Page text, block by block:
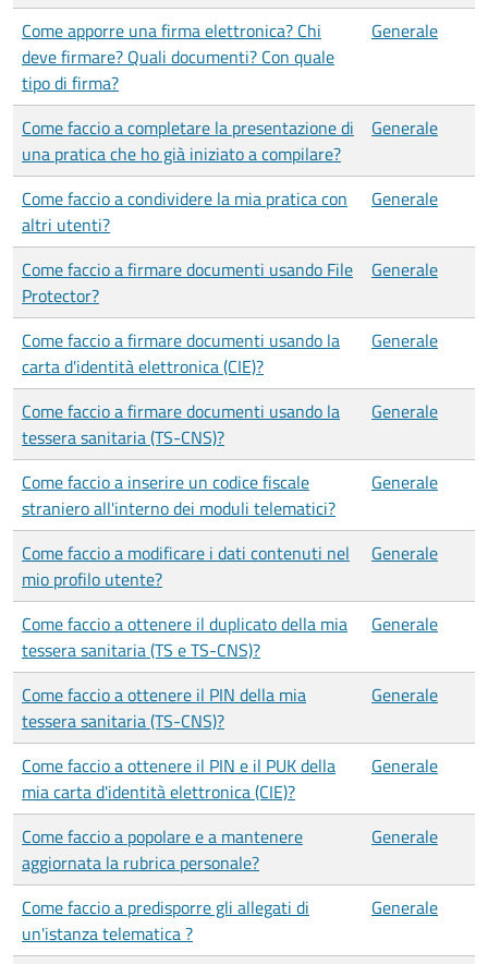
Come apporre una firma elettronica? Chi
deve firmare? Quali documenti? Con quale
tipo di firma?
Generale
Come faccio a completare la presentazione di
una pratica che ho già iniziato a compilare?
Generale
Come faccio a condividere la mia pratica con
altri utenti?
Generale
Come faccio a firmare documenti usando File
Protector?
Generale
Come faccio a firmare documenti usando la
carta d'identità elettronica (CIE)?
Generale
Come faccio a firmare documenti usando la
tessera sanitaria (TS-CNS)?
Generale
Come faccio a inserire un codice fiscale
straniero all'interno dei moduli telematici?
Generale
Come faccio a modificare i dati contenuti nel
mio profilo utente?
Generale
Come faccio a ottenere il duplicato della mia
tessera sanitaria (TS e TS-CNS)?
Generale
Come faccio a ottenere il PIN della mia
tessera sanitaria (TS-CNS)?
Generale
Come faccio a ottenere il PIN e il PUK della
mia carta d'identità elettronica (CIE)?
Generale
Come faccio a popolare e a mantenere
aggiornata la rubrica personale?
Generale
Come faccio a predisporre gli allegati di
un'istanza telematica ?
Generale